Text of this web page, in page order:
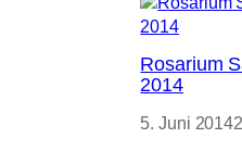
Rosarium
2014
5. Juni 2014